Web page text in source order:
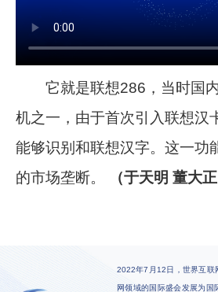
它就是联想286，当时国内
机之一，由于首次引入联想汉
能够识别和联想汉字。这一功
的市场垄断。
（于天明 董大正
2022年7月12日，世界互联
网领域的国际盛会发展为国